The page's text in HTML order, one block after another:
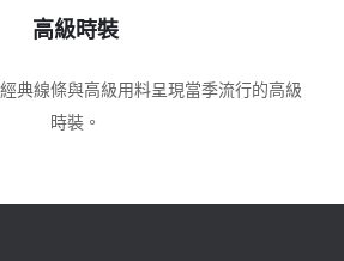
高級時裝
典線條與高級用料呈現當季流行的高級
時裝。